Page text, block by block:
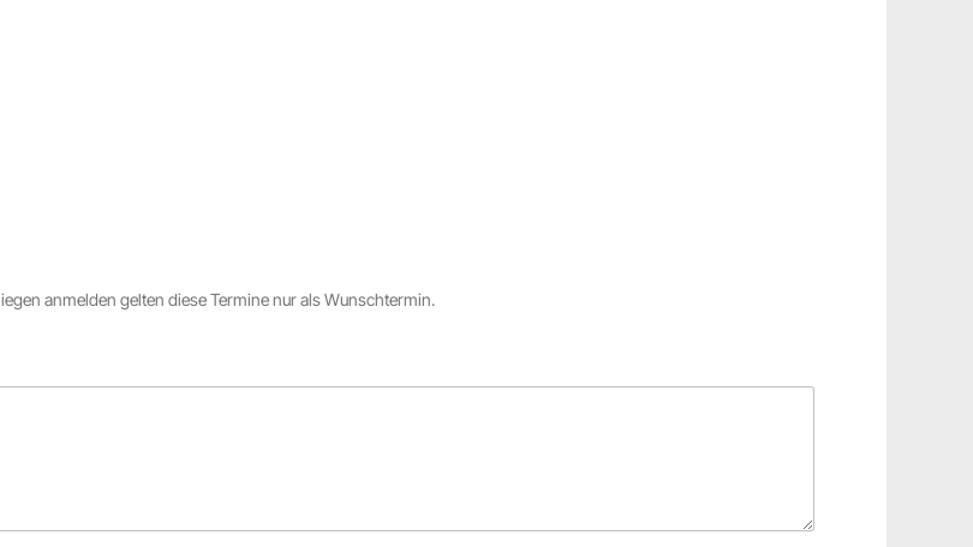
anmelden gelten diese Termine nur als Wunschtermin.